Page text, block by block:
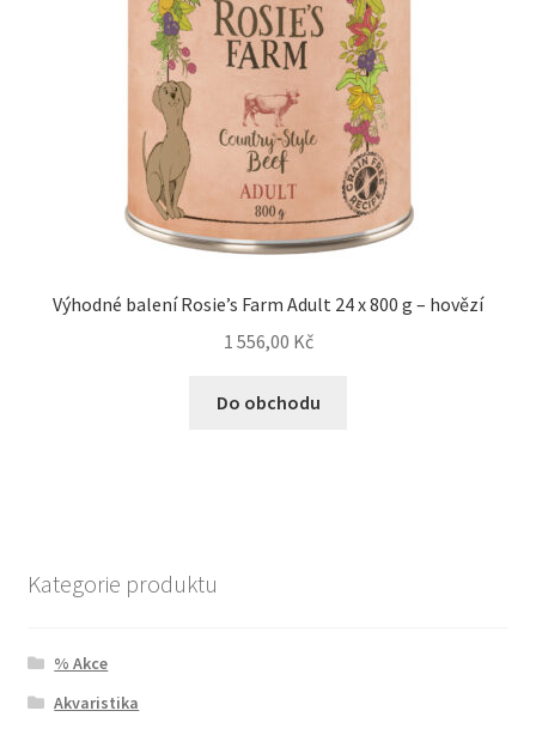
Výhodné balení Rosie’s Farm Adult 24 x 800 g – hovězí
1 556,00 Kč
Do obchodu
Kategorie produktu
% Akce
Akvaristika